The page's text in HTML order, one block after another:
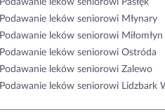
Podawanie leków seniorowi Pasłęk
Podawanie leków seniorowi Młynary
Podawanie leków seniorowi Miłomłyn
Podawanie leków seniorowi Ostróda
Podawanie leków seniorowi Zalewo
Podawanie leków seniorowi Lidzbark